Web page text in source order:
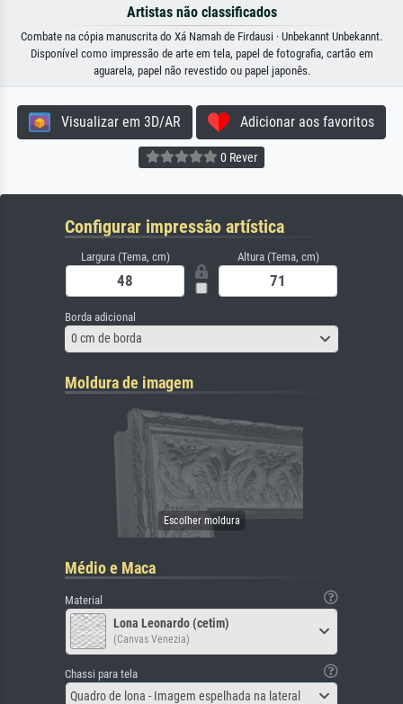
Artistas não classificados
Combate na cópia manuscrita do Xá Namah de Firdausi · Unbekannt Unbekannt.
Disponível como impressão de arte em tela, papel de fotografia, cartão em
aguarela, papel não revestido ou papel japonês.
Visualizar em 3D/AR Adicionar aos favoritos
0 Rever
Configurar impressão artística
Largura (Tema, cm) Altura (Tema, cm)
Borda adicional
0 cm de borda
Moldura de imagem
Médio e Maca
Material
Lona Leonardo (cetim)
(Canvas Venezia)
Chassi para tela
Quadro de lona - Imagem espelhada na lateral